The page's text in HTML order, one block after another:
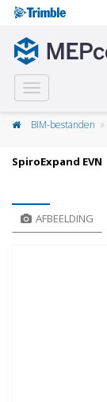
Toggle
navigation
BIM-bestanden
SpiroExpand EVN
AFBEELDING